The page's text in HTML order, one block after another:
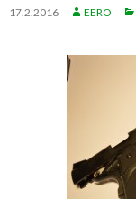
17.2.2016 EERO